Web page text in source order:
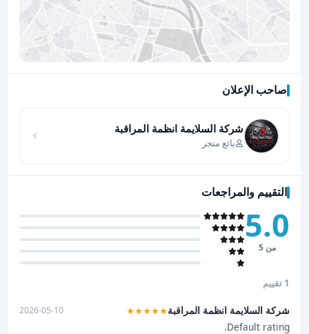
صاحب الإعلان
شركة السلايمة انظمة المراقبة
بائع متجر
التقييم والمراجعات
5.0
من 5
1 تقييم
شركة السلايمة انظمة المراقبة★★★★★
2026-05-10
Default rating.